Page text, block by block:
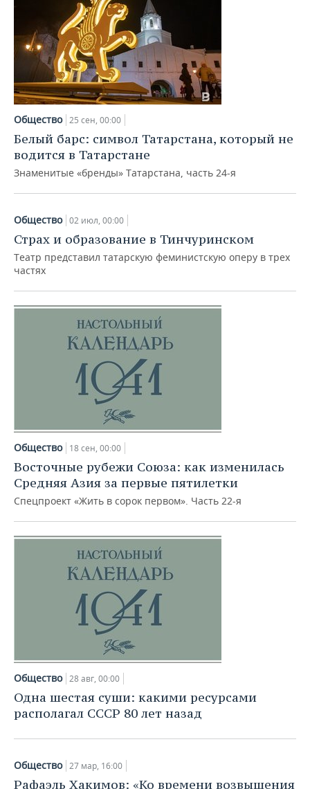
Общество 25 сен, 00:00
Белый барс: символ Татарстана, который не
водится в Татарстане
Знаменитые «бренды» Татарстана, часть 24-я
Общество 02 июл, 00:00
Страх и образование в Тинчуринском
Театр представил татарскую феминистскую оперу в трех
частях
Общество 18 сен, 00:00
Восточные рубежи Союза: как изменилась
Средняя Азия за первые пятилетки
Спецпроект «Жить в сорок первом». Часть 22-я
Общество 28 авг, 00:00
Одна шестая суши: какими ресурсами
располагал СССР 80 лет назад
Общество 27 мар, 16:00
Рафаэль Хакимов: «Ко времени возвышения